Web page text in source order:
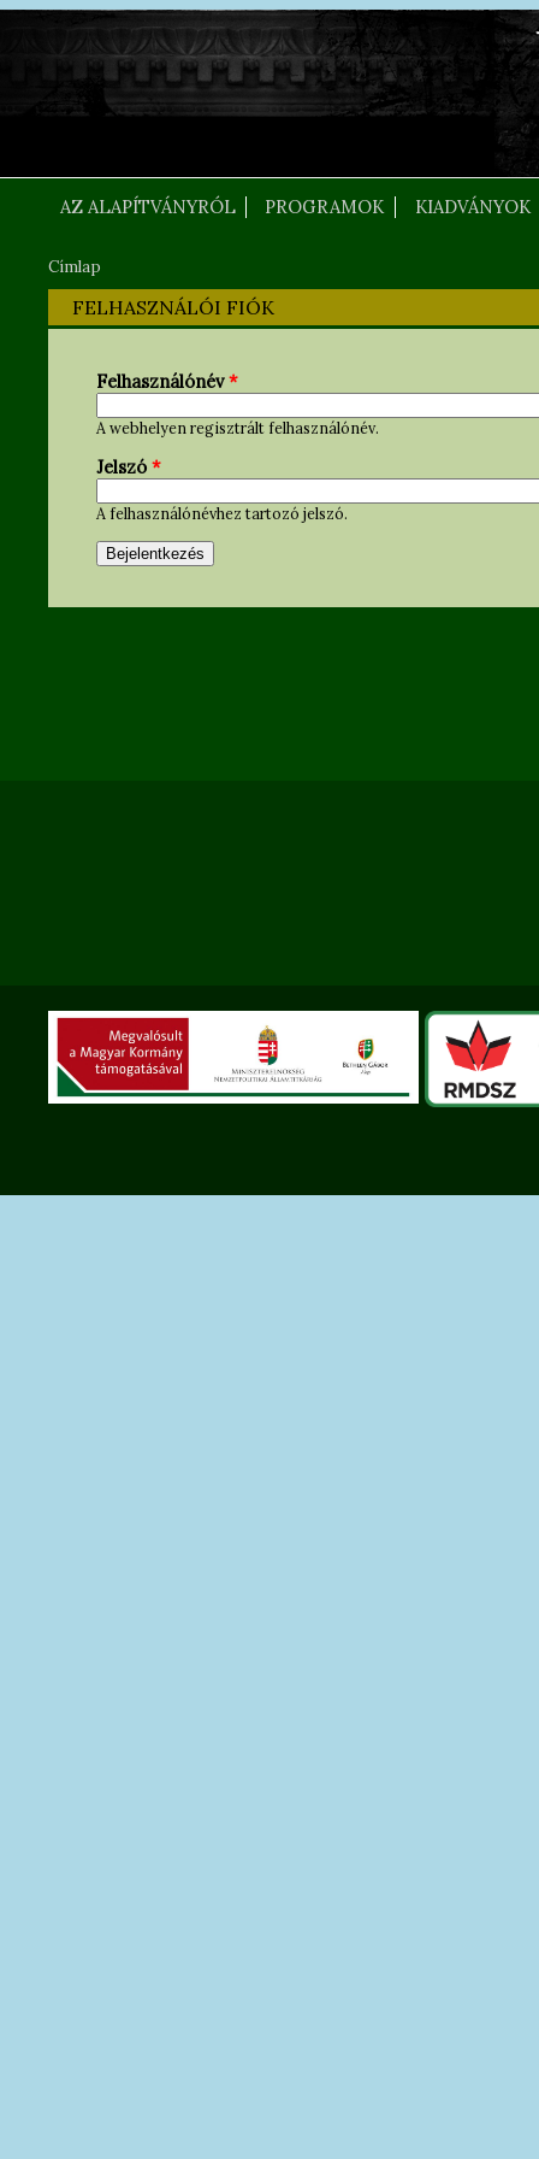
Ugrás a tartalomra
FEJLEC SZOVEG
AZ ALAPÍTVÁNYRÓL PROGRAMOK KIADVÁNYOK
Jelenlegi hely
Címlap
FELHASZNÁLÓI FIÓK
Felhasználónév*
A webhelyen regisztrált felhasználónév.
Jelszó *
A felhasználónévhez tartozó jelszó.